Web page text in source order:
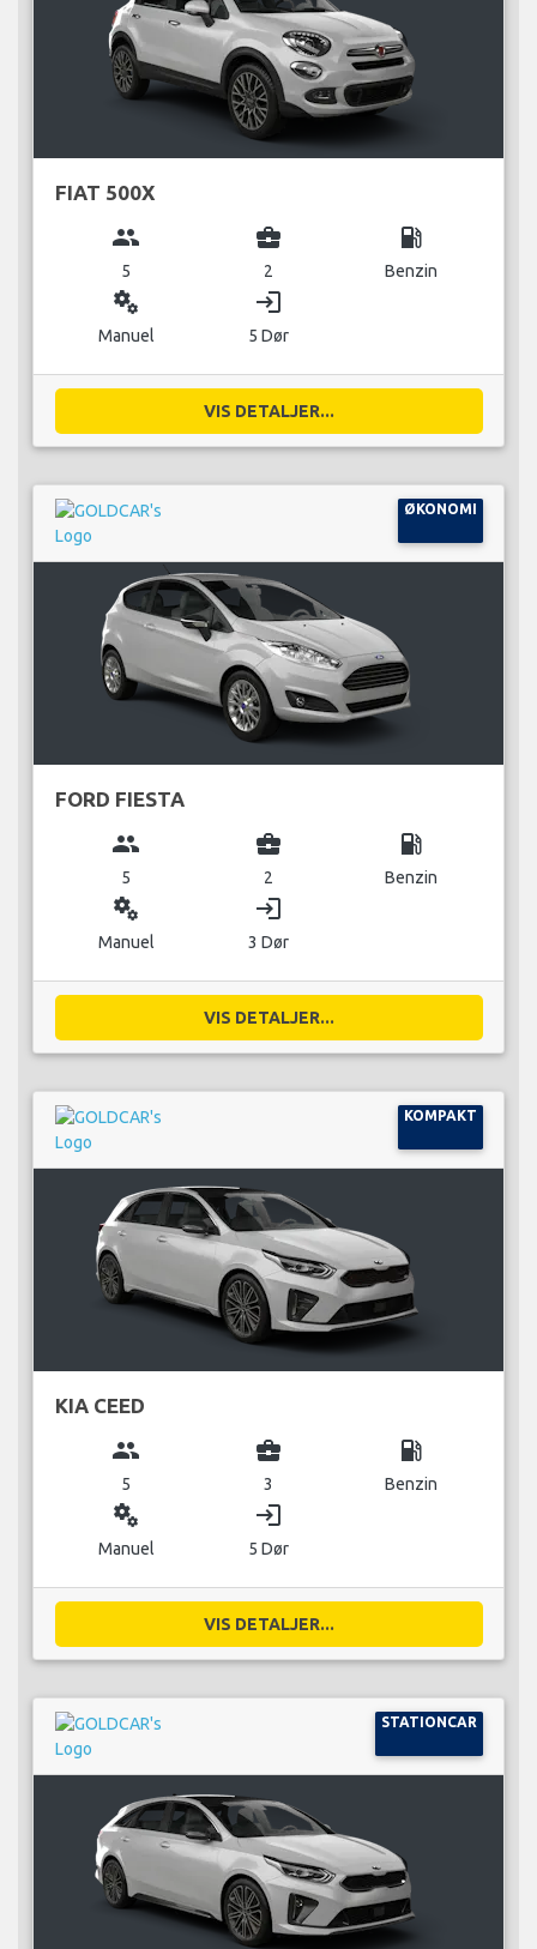
FIAT 500X
group
5
business_center
2
local_gas_station
Benzin
miscellaneous_services
Manuel
login
5 Dør
VIS DETALJER...
ØKONOMI
FORD FIESTA
group
5
business_center
2
local_gas_station
Benzin
miscellaneous_services
Manuel
login
3 Dør
VIS DETALJER...
KOMPAKT
KIA CEED
group
5
business_center
3
local_gas_station
Benzin
miscellaneous_services
Manuel
login
5 Dør
VIS DETALJER...
STATIONCAR